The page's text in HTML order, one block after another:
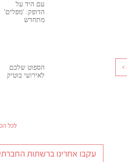
עם היד על
הדופק: 'מפלים'
מתחדש
הספוט שלכם
לאירועי בוטיק
לכל
עקבו אחרינו ברשתות